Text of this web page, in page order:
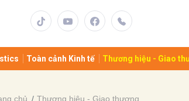
Toàn cảnh Kinh tế Thương hiệu - Giao
chủ Thương hiệu - Giao thương